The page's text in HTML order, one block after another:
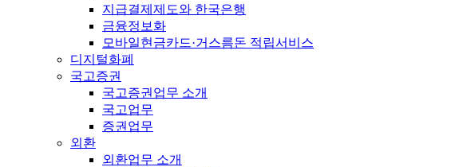
지급결제제도와 한국은행
금융정보화
모바일현금카드·거스름돈 적립서비스
디지털화폐
국고증권
국고증권업무 소개
국고업무
증권업무
외환
외환업무 소개